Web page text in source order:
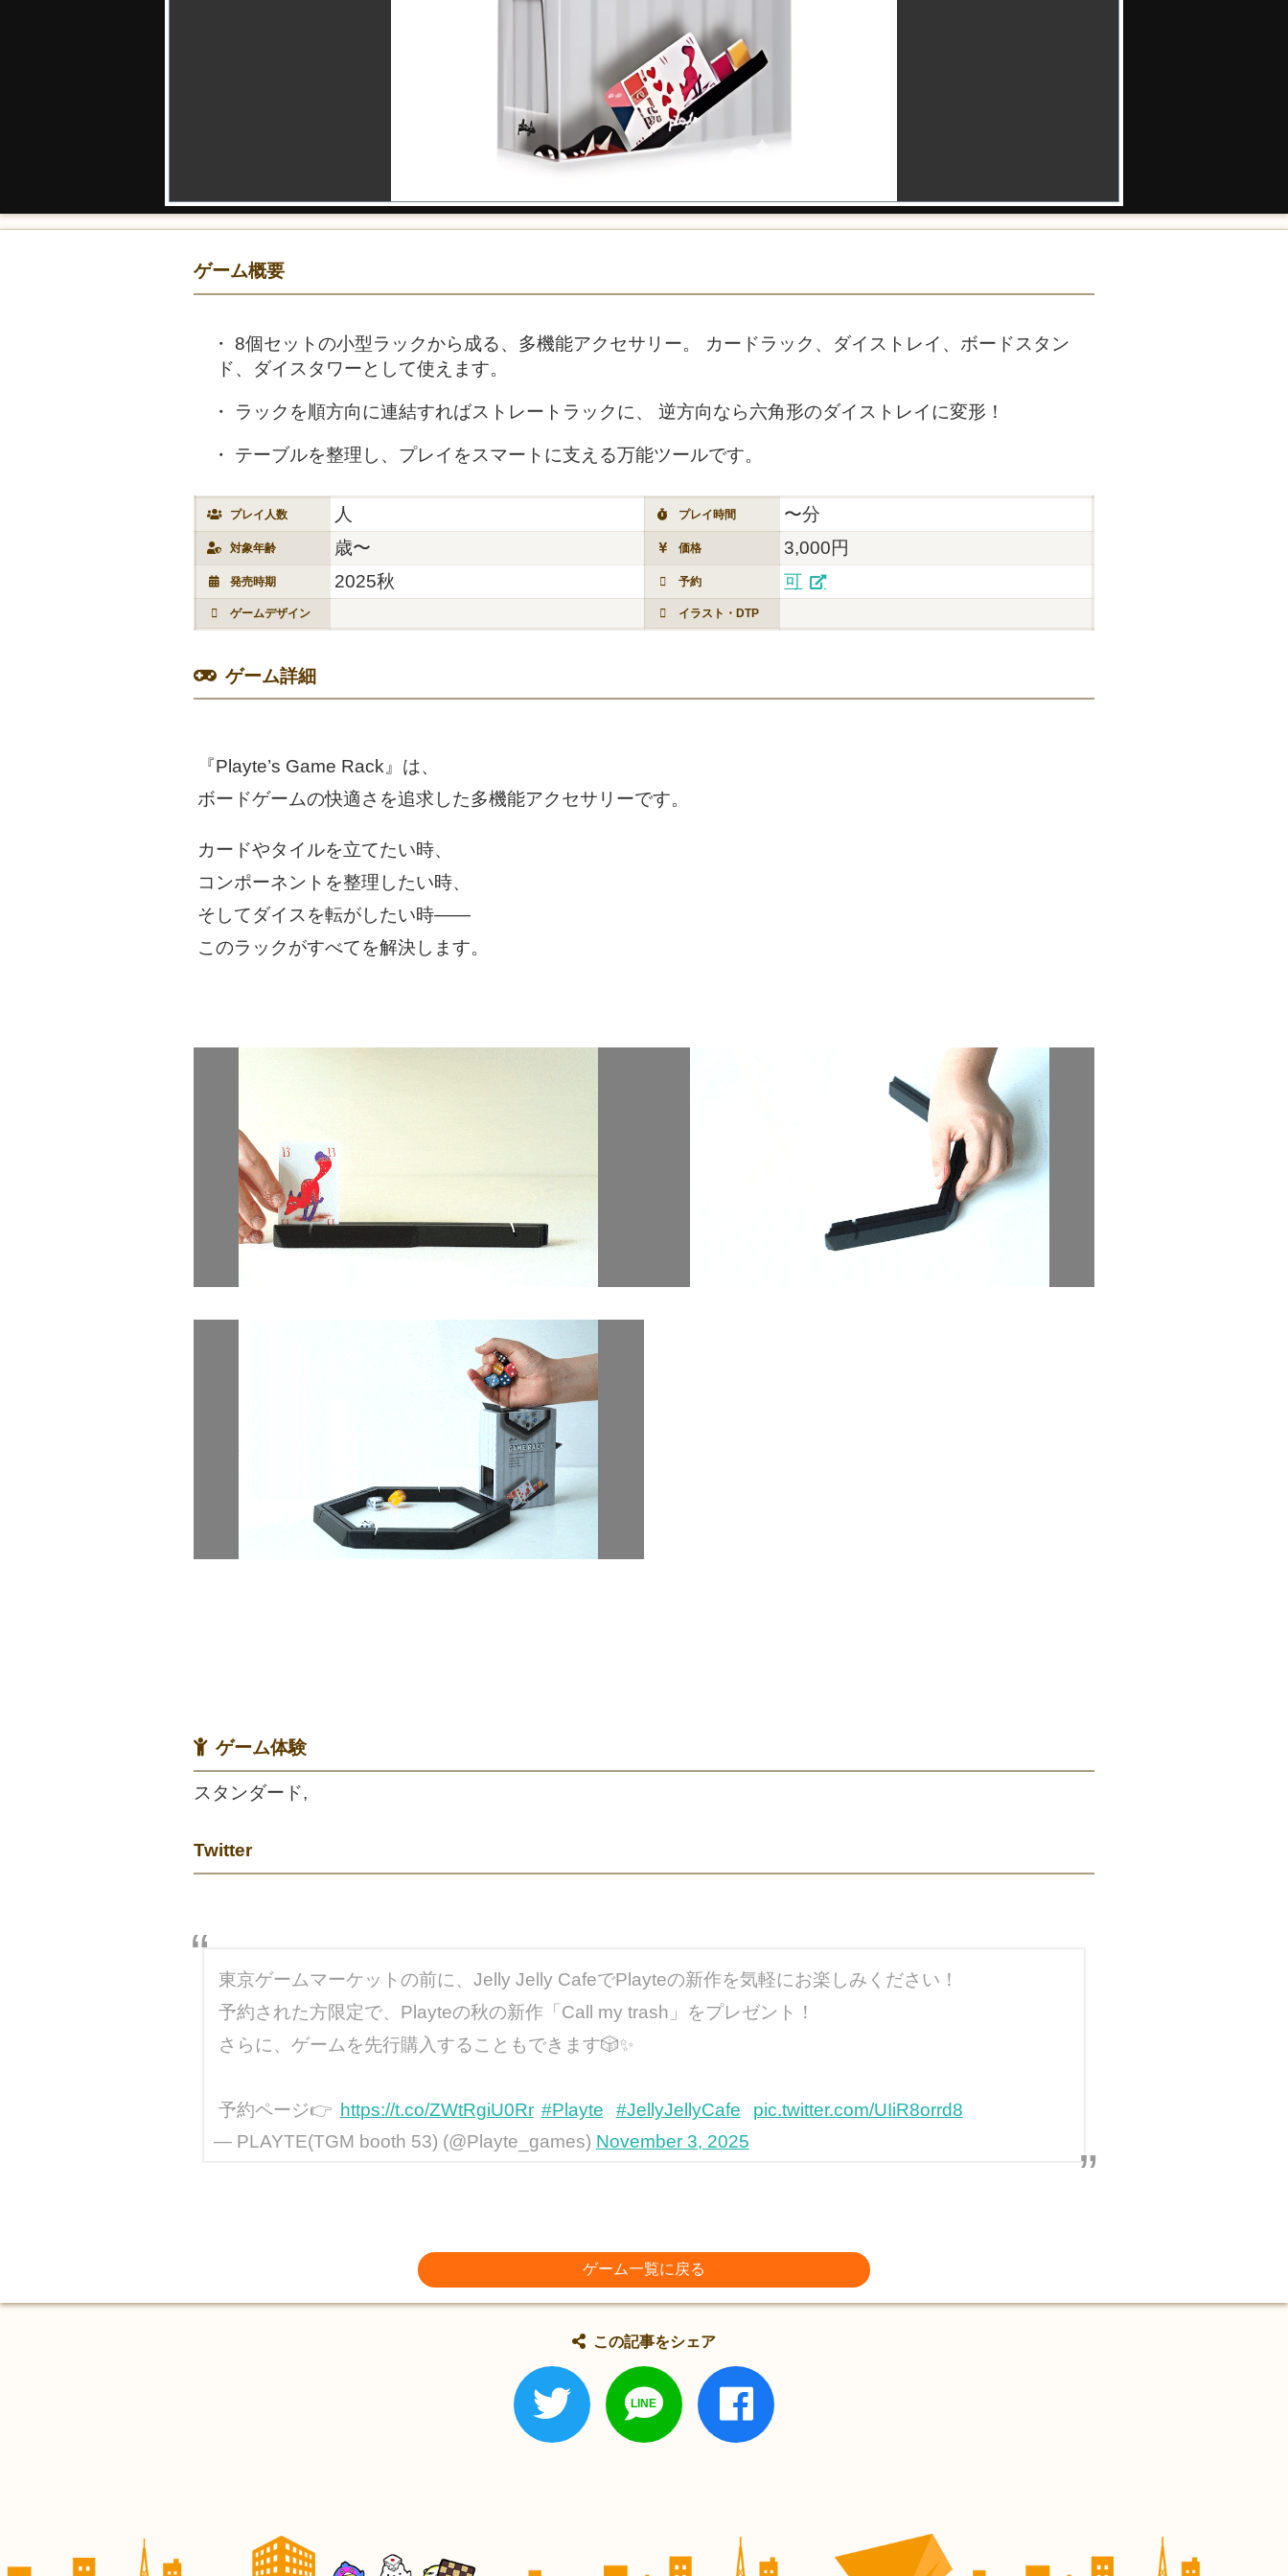
ゲーム概要
8個セットの小型ラックから成る、多機能アクセサリー。 カードラック、ダイストレイ、ボードスタン
ド、ダイスタワーとして使えます。
ラックを順方向に連結すればストレートラックに、 逆方向なら六角形のダイストレイに変形！
テーブルを整理し、プレイをスマートに支える万能ツールです。
プレイ人数 人 プレイ時間 〜分
対象年齢 歳〜 価格 3,000円
発売時期 2025秋 予約 可
ゲームデザイン イラスト・DTP
ゲーム詳細
『Playte’s Game Rack』は、
ボードゲームの快適さを追求した多機能アクセサリーです。
カードやタイルを立てたい時、
コンポーネントを整理したい時、
そしてダイスを転がしたい時——
このラックがすべてを解決します。
ゲーム体験
スタンダード,
Twitter
東京ゲームマーケットの前に、Jelly Jelly CafeでPlayteの新作を気軽にお楽しみください！
予約された方限定で、Playteの秋の新作「Call my trash」をプレゼント！
さらに、ゲームを先行購入することもできます🎲✨
予約ページ👉 https://t.co/ZWtRgiU0Rr #Playte #JellyJellyCafe
pic.twitter.com/UIiR8orrd8
— PLAYTE(TGM booth 53) (@Playte_games) November 3, 2025
ゲーム一覧に戻る
この記事をシェア